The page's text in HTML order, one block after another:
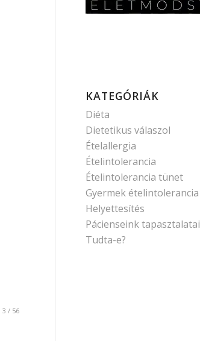
3 / 56
KATEGÓRIÁK
Diéta
Dietetikus válaszol
Ételallergia
Ételintolerancia
Ételintolerancia tünet
Gyermek ételintolerancia
Helyettesítés
Pácienseink tapasztalatai
Tudta-e?